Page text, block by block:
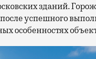
зданий.
успешного
особенностях